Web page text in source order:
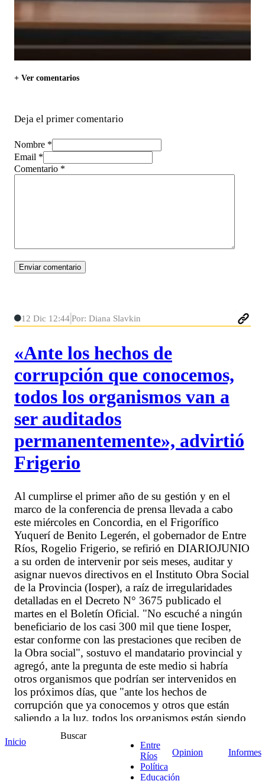
+ Ver comentarios
Deja el primer comentario
Nombre *
Email *
Comentario *
12 Dic 12:44Por: Diana Slavkin
«Ante los hechos de
corrupción que conocemos,
todos los organismos van a
ser auditados
permanentemente», advirtió
Frigerio
Al cumplirse el primer año de su gestión y en el
marco de la conferencia de prensa llevada a cabo
este miércoles en Concordia, en el Frigorífico
Yuquerí de Benito Legerén, el gobernador de Entre
Ríos, Rogelio Frigerio, se refirió en DIARIOJUNIO
a su orden de intervenir por seis meses, auditar y
asignar nuevos directivos en el Instituto Obra Social
de la Provincia (Iosper), a raíz de irregularidades
detalladas en el Decreto N° 3675 publicado el
martes en el Boletín Oficial. "No escuché a ningún
beneficiario de los casi 300 mil que tiene Iosper,
estar conforme con las prestaciones que reciben de
la Obra social", sostuvo el mandatario provincial y
agregó, ante la pregunta de este medio si habría
otros organismos que podrían ser intervenidos en
los próximos días, que "ante los hechos de
corrupción que ya conocemos y otros que están
saliendo a la luz, todos los organismos están siendo
y van a ser auditados permanentemente"
Inicio
Buscar
Entre
Ríos
Política
Educación
Opinion Informes